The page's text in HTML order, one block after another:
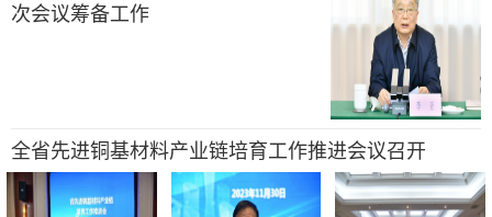
次会议筹备工作
全省先进铜基材料产业链培育工作推进会议召开